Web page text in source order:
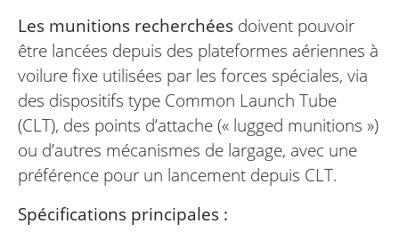
Les munitions recherchées doivent pouvoir
être lancées depuis des plateformes aériennes à
voilure fixe utilisées par les forces spéciales, via
des dispositifs type Common Launch Tube
(CLT), des points d’attache (« lugged munitions »)
ou d’autres mécanismes de largage, avec une
préférence pour un lancement depuis CLT.
Spécifications principales :